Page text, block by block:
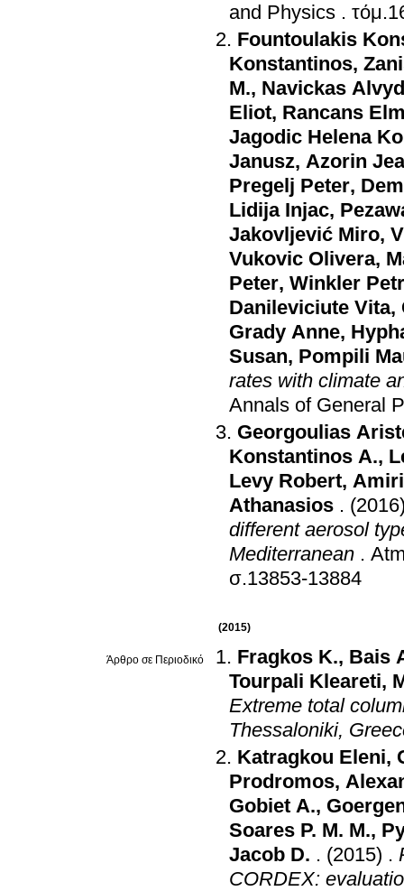
and Physics .
Fountoulakis
Konstantinos,
M., Navickas
Eliot, Rancans
Jagodic Helena
Janusz, Azorin
Pregelj Peter,
Lidija Injac,
Jakovljević Miro,
Vukovic Olivera,
Peter, Winkler Petr
Danileviciute Vita,
Grady Anne,
Susan, Pompili
rates with climate
Annals of General
Georgoulias
Konstantinos A.,
Levy Robert,
Athanasios .
different aerosol
Mediterranean .
σ.13853-13884
(2015)
Άρθρο σε Περιοδικό Fragkos K., Bais
Tourpali Kleareti,
Extreme total
Thessaloniki,
Katragkou Eleni,
Prodromos,
Gobiet A.,
Soares P. M. M.,
Jacob D. . (2015) .
CORDEX: